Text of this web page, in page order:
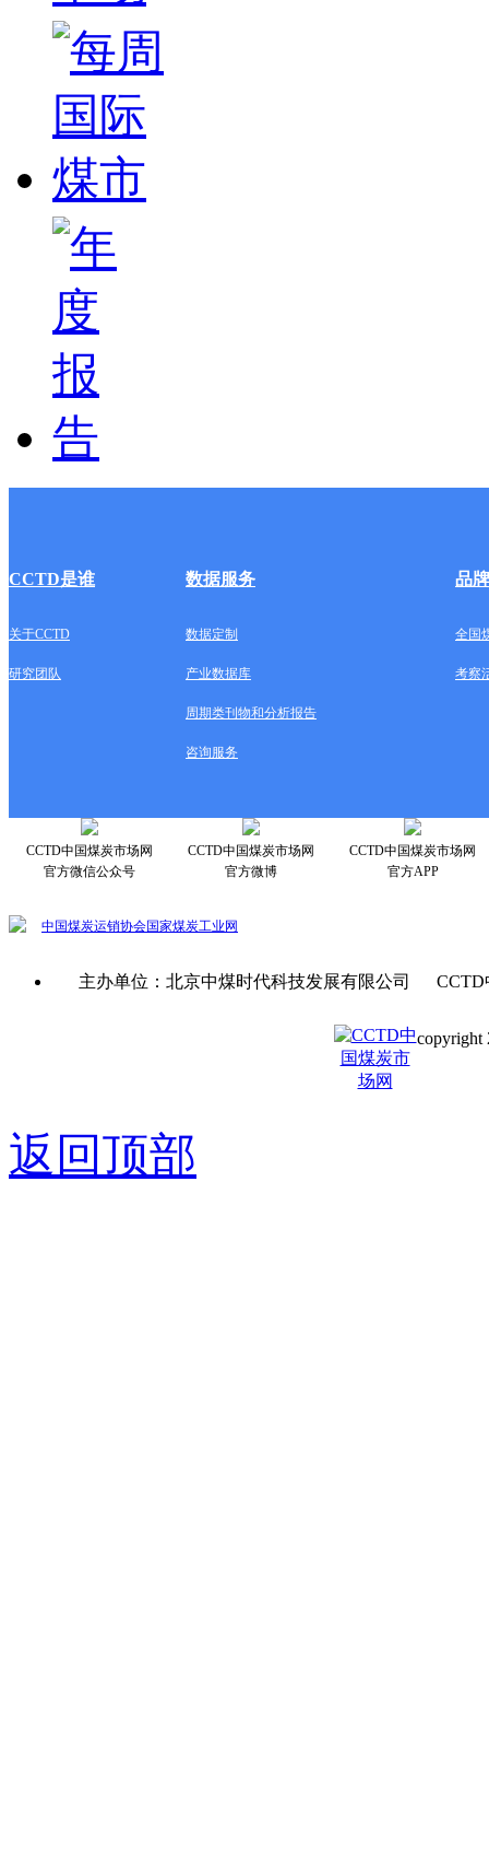
CCTD是谁 数据服务 品
关于CCTD 数据定制 全国
研究团队 产业数据库 考察
周期类刊物和分析报告
咨询服务
CCTD中国煤炭市场网
官方微信公众号
CCTD中国煤炭市场网
官方微博
CCTD中国煤炭市场网
官方APP
中国煤炭运销协会国家煤炭工业网
主办单位：北京中煤时代科技发展有限公司
copyright
返回顶部